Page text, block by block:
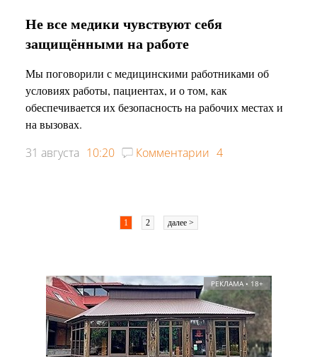
Не все медики чувствуют себя
защищёнными на работе
Мы поговорили с медицинскими работниками об
условиях работы, пациентах, и о том, как
обеспечивается их безопасность на рабочих местах и
на вызовах.
31 августа 10:20 Комментарии 4
1 2 далее >
РЕКЛАМА • 18+